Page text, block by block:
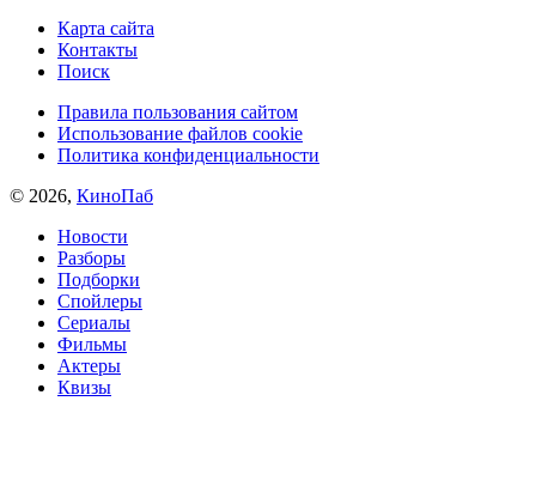
Карта сайта
Контакты
Поиск
Правила пользования сайтом
Использование файлов cookie
Политика конфиденциальности
© 2026, КиноПаб
Новости
Разборы
Подборки
Спойлеры
Сериалы
Фильмы
Актеры
Квизы